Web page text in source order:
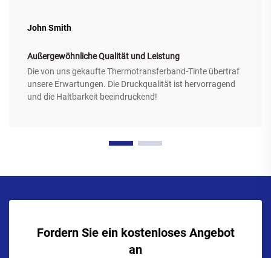
John Smith
Außergewöhnliche Qualität und Leistung
Die von uns gekaufte Thermotransferband-Tinte übertraf
unsere Erwartungen. Die Druckqualität ist hervorragend
und die Haltbarkeit beeindruckend!
Fordern Sie ein kostenloses Angebot
an